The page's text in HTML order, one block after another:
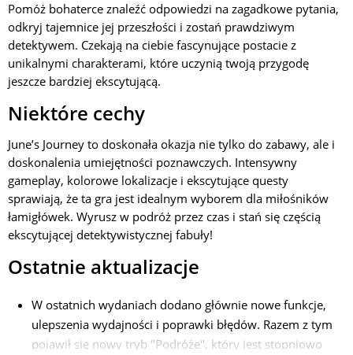
Pomóż bohaterce znaleźć odpowiedzi na zagadkowe pytania,
odkryj tajemnice jej przeszłości i zostań prawdziwym
detektywem. Czekają na ciebie fascynujące postacie z
unikalnymi charakterami, które uczynią twoją przygodę
jeszcze bardziej ekscytującą.
Niektóre cechy
June’s Journey to doskonała okazja nie tylko do zabawy, ale i
doskonalenia umiejętności poznawczych. Intensywny
gameplay, kolorowe lokalizacje i ekscytujące questy
sprawiają, że ta gra jest idealnym wyborem dla miłośników
łamigłówek. Wyrusz w podróż przez czas i stań się częścią
ekscytującej detektywistycznej fabuły!
Ostatnie aktualizacje
W ostatnich wydaniach dodano głównie nowe funkcje,
ulepszenia wydajności i poprawki błędów. Razem z tym
pojawił się nowy tryb "Podróże", który jest stopniowo